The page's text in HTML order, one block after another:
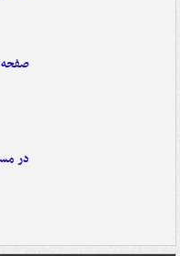
صفحه
در